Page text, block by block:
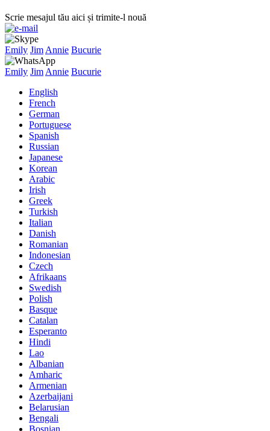
Scrie mesajul tău aici și trimite-l nouă
Emily Jim Annie Bucurie
Emily Jim Annie Bucurie
English
French
German
Portuguese
Spanish
Russian
Japanese
Korean
Arabic
Irish
Greek
Turkish
Italian
Danish
Romanian
Indonesian
Czech
Afrikaans
Swedish
Polish
Basque
Catalan
Esperanto
Hindi
Lao
Albanian
Amharic
Armenian
Azerbaijani
Belarusian
Bengali
Bosnian